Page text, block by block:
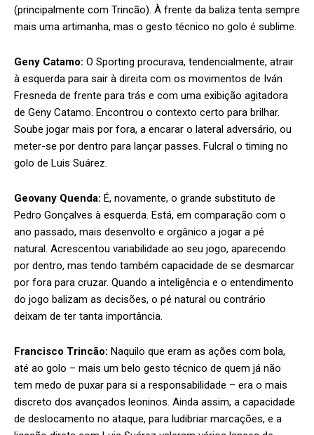
(principalmente com Trincão). À frente da baliza tenta sempre
mais uma artimanha, mas o gesto técnico no golo é sublime.
Geny Catamo: O Sporting procurava, tendencialmente, atrair
à esquerda para sair à direita com os movimentos de Iván
Fresneda de frente para trás e com uma exibição agitadora
de Geny Catamo. Encontrou o contexto certo para brilhar.
Soube jogar mais por fora, a encarar o lateral adversário, ou
meter-se por dentro para lançar passes. Fulcral o timing no
golo de Luis Suárez.
Geovany Quenda: É, novamente, o grande substituto de
Pedro Gonçalves à esquerda. Está, em comparação com o
ano passado, mais desenvolto e orgânico a jogar a pé
natural. Acrescentou variabilidade ao seu jogo, aparecendo
por dentro, mas tendo também capacidade de se desmarcar
por fora para cruzar. Quando a inteligência e o entendimento
do jogo balizam as decisões, o pé natural ou contrário
deixam de ter tanta importância.
Francisco Trincão: Naquilo que eram as ações com bola,
até ao golo – mais um belo gesto técnico de quem já não
tem medo de puxar para si a responsabilidade – era o mais
discreto dos avançados leoninos. Ainda assim, a capacidade
de deslocamento no ataque, para ludibriar marcações, e a